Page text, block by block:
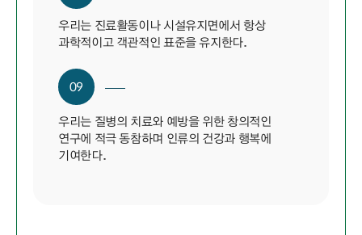
우리는 진료활동이나 시설유지면에서 항상
과학적이고 객관적인 표준을 유지한다.
09
우리는 질병의 치료와 예방을 위한 창의적인
연구에 적극 동참하며 인류의 건강과 행복에
기여한다.